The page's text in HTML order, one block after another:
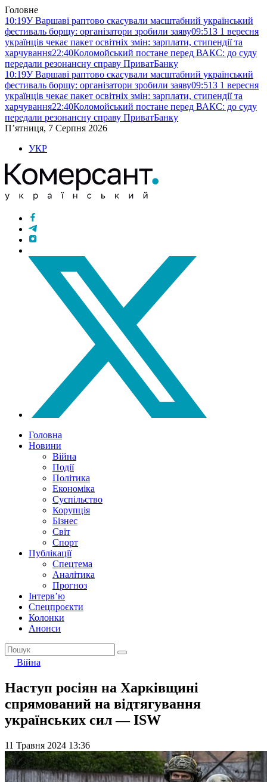
Головне
10:19У Варшаві раптово скасували масштабний український
фестиваль борщу: організатори зробили заяву09:51З 1 вересня
українців чекає пакет освітніх змін: зарплати, стипендії та
харчування22:40Коломойський постане перед ВАКС: до суду
передали резонансну справу ПриватБанку
10:19У Варшаві раптово скасували масштабний український
фестиваль борщу: організатори зробили заяву09:51З 1 вересня
українців чекає пакет освітніх змін: зарплати, стипендії та
харчування22:40Коломойський постане перед ВАКС: до суду
передали резонансну справу ПриватБанку
П’ятниця, 7 Серпня 2026
УКР
Головна
Новини
Війна
Події
Політика
Економіка
Суспільство
Корупція
Бізнес
Світ
Спорт
Публікації
Спецтема
Аналітика
Прогноз
Інтерв’ю
Спецпроєкти
Колонки
Анонси
Війна
Наступ росіян на Харківщині
спрямований на відтягування
українських сил — ISW
11 Травня 2024 13:36